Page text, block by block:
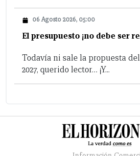
06 Agosto 2026, 05:00
El presupuesto ¡no debe ser
Todavía ni sale la propuesta
2027, querido lector… ¡Y...